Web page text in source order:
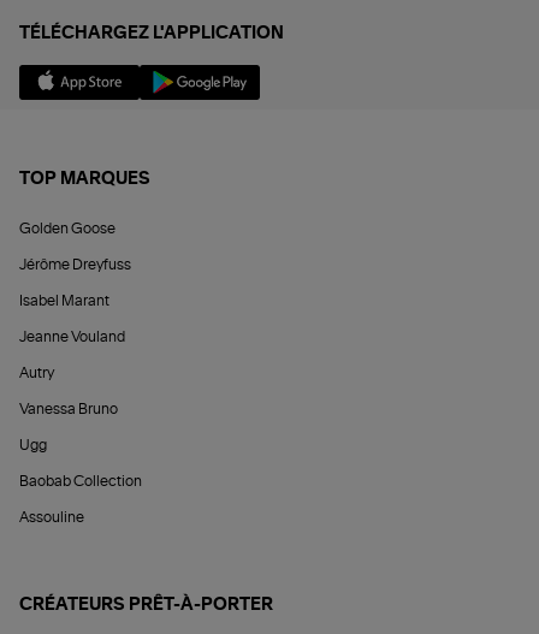
TÉLÉCHARGEZ L'APPLICATION
TOP MARQUES
Golden Goose
Jérôme Dreyfuss
Isabel Marant
Jeanne Vouland
Autry
Vanessa Bruno
Ugg
Baobab Collection
Assouline
CRÉATEURS PRÊT-À-PORTER